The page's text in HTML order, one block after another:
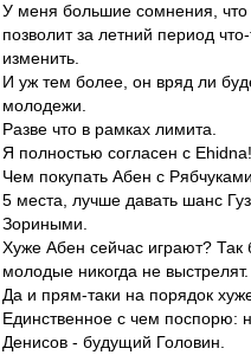
У меня большие сомнения, что
позволит за летний период
изменить.
И уж тем более, он вряд ли
молодежи.
Разве что в рамках лимита.
Я полностью согласен с Ehidna!
Чем покупать Абен с
5 места, лучше давать шанс
Зориными.
Хуже Абен сейчас играют? Так
молодые никогда не выстрелят.
Да и прям-таки на порядок
Единственное с чем поспорю:
Денисов - будущий Головин.